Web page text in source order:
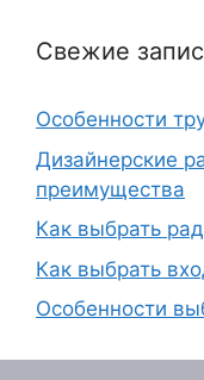
Свежие
Особенности
Дизайнерские
преимущества
Как выбрать
Как выбрать
Особенности